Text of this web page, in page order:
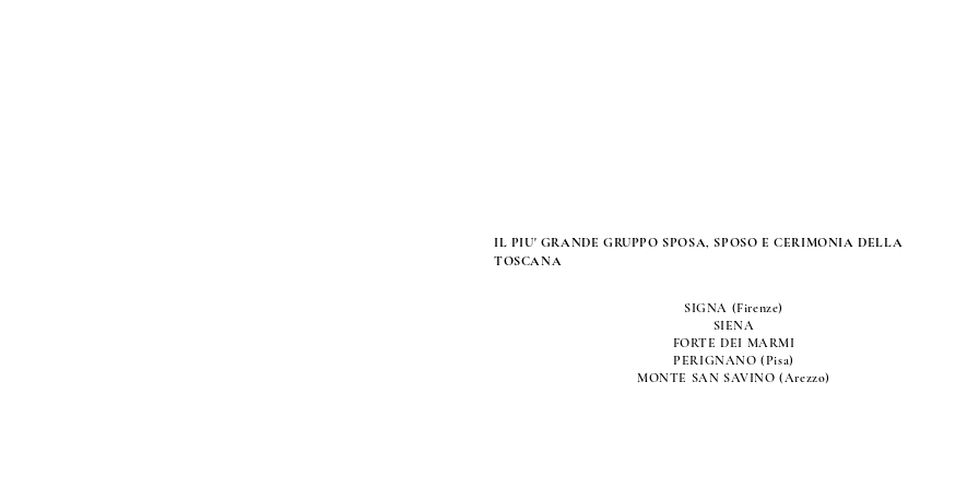
IL PIU' GRANDE GRUPPO SPOSA, SPOSO E CERIMONIA DELLA
TOSCANA
SIGNA (Firenze)
SIENA
FORTE DEI MARMI
PERIGNANO (Pisa)
MONTE SAN SAVINO (Arezzo)